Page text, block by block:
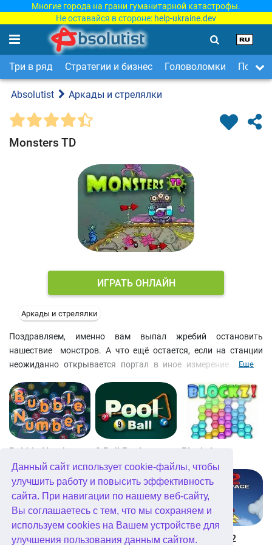
Данный сайт использует cookie-файлы, чтобы
улучшить работу и повысить эффективность
сайта. При навигации по нашему веб-сайту,
Вы соглашаетесь с тем, что мы сохраняем и
используем cookies на Вашем устройстве для
улучшения пользования данным сайтом.
Многие города на грани гуманитарной катастрофы.
Не оставайся в стороне: help-ukraine.dev
Три в ряд Стратегии и бизнес Головоломки Поиск
Absolutist Аркады и стрелялки
Monsters TD
ИГРАТЬ ОНЛАЙН
Аркады и стрелялки
Поздравляем, именно вам выпал жребий остановить
нашествие монстров. А что ещё остается, если на станции
неожиданно открывается портал в иное измерение! Чтобы
defense, внимательно изучите описание действия всех
оборонительных установок. Также советуем сначала изучить
карту уровня и установить турели в ключевых местах, а также
строить башни в течение боя на заработанные средства.
Бодренький саундтрек поможет настроиться на темп и пройти
все уровни этой бесплатной игры аркады онлайн. Если вы
поклонник жанра tower defense, поищите на сайте и другие
игры для мальчиков, начиная с Monsters TD 2!
Еще
Bubble Number 9 Ball Pool Blockz!
Королевство Китта Go Repo Into Space 2